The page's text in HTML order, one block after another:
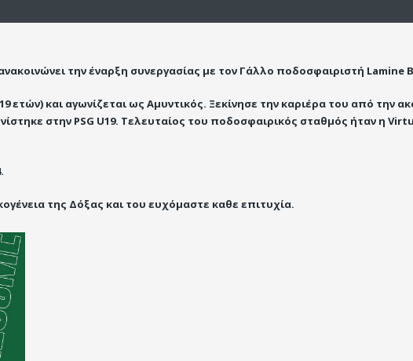
την έναρξη συνεργασίας με τον Γάλλο ποδοσφαιριστή Lamine
ετών) και αγωνίζεται ως Αμυντικός. Ξεκίνησε την καριέρα του από την
στην PSG U19. Τελευταίος του ποδοσφαιρικός σταθμός ήταν η
της Δόξας και του ευχόμαστε καθε επιτυχία.